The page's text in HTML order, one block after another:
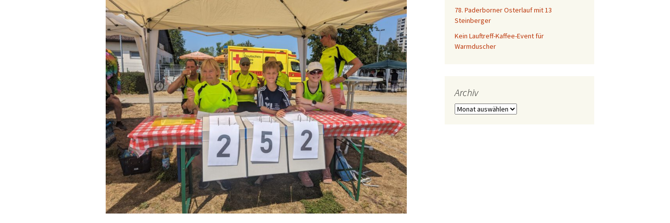
78. Paderborner Osterlauf mit 13
Steinberger
Kein Lauftreff-Kaffee-Event für
Warmduscher
Archiv
Archiv